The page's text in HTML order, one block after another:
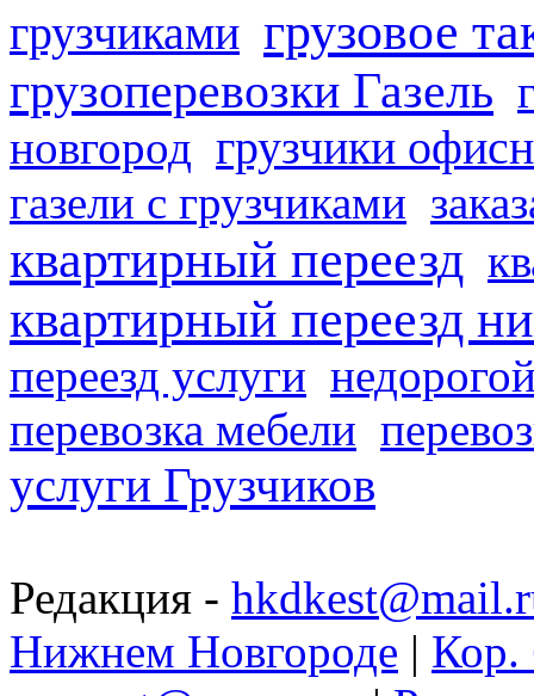
грузчиками грузовое
грузоперевозки Газель
новгород грузчики
газели с грузчиками
квартирный переезд
квартирный переезд
переезд услуги
перевозка мебели
услуги Грузчиков
Редакция -
Нижнем Новгороде | Кор.